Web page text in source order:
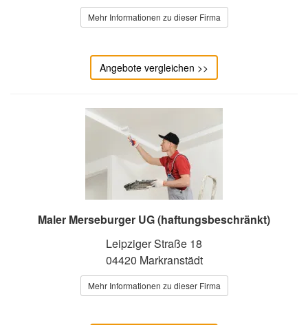
Mehr Informationen zu dieser Firma
Angebote vergleichen >>
Maler Merseburger UG (haftungsbeschränkt)
Leipziger Straße 18
04420 Markranstädt
Mehr Informationen zu dieser Firma